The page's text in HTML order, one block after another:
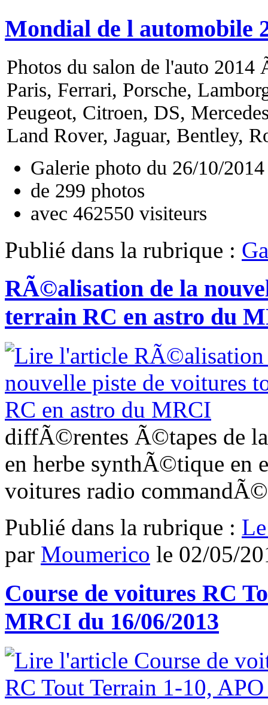
Mondial de l automobile
Photos du salon de l'auto 2014
Paris, Ferrari, Porsche,
Peugeot, Citroen, DS,
Land Rover, Jaguar, Bentley,
Galerie photo du 26/10/2014
de 299 photos
avec 462550 visiteurs
Publié dans la rubrique :
RÃ©alisation de la
terrain RC en astro du
diffÃ©rentes Ã©tapes de
en herbe synthÃ©tique
voitures radio
Publié dans la rubrique :
par Moumerico le 02/05/
Course de voitures RC
MRCI du 16/06/2013